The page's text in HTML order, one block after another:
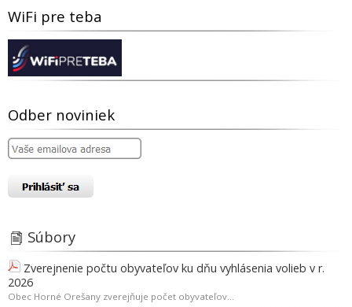
WiFi pre teba
Odber noviniek
Súbory
Zverejnenie počtu obyvateľov ku dňu vyhlásenia volieb v r.
2026
Obec Horné Orešany zverejňuje počet obyvateľov...